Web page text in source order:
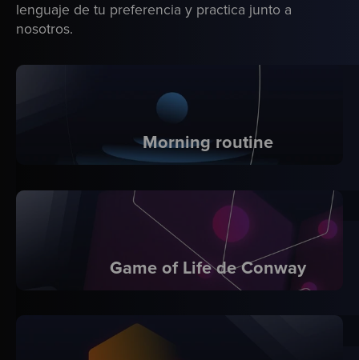
lenguaje de tu preferencia y practica junto a
nosotros.
Morning routine
Game of Life de Conway